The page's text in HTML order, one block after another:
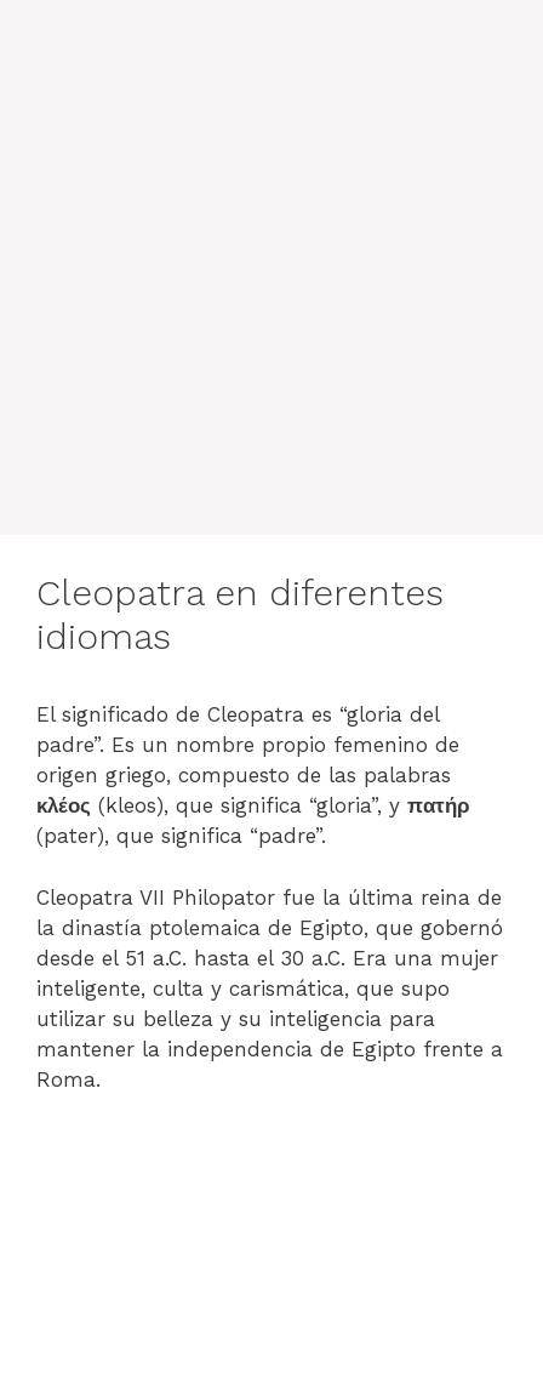
Cleopatra en diferentes
idiomas
El significado de Cleopatra es “gloria del
padre”. Es un nombre propio femenino de
origen griego, compuesto de las palabras
κλέος (kleos), que significa “gloria”, y πατήρ
(pater), que significa “padre”.
Cleopatra VII Philopator fue la última reina de
la dinastía ptolemaica de Egipto, que gobernó
desde el 51 a.C. hasta el 30 a.C. Era una mujer
inteligente, culta y carismática, que supo
utilizar su belleza y su inteligencia para
mantener la independencia de Egipto frente a
Roma.